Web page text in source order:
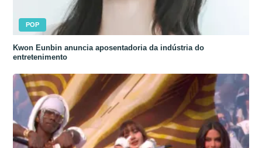
POP
Kwon Eunbin anuncia aposentadoria da indústria do
entretenimento